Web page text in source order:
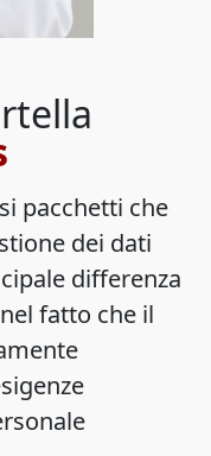
pacchetti che
dei dati
differenza
fatto che il